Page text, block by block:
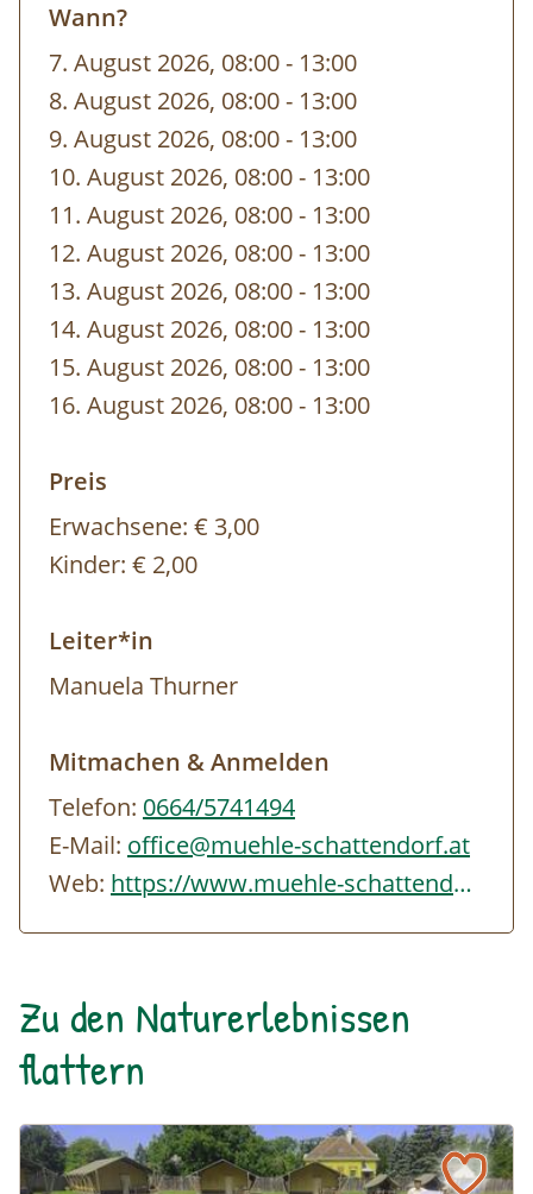
Wann?
7. August 2026, 08:00- bis
13:00
8. August 2026, 08:00- bis
13:00
9. August 2026, 08:00- bis
13:00
10. August 2026, 08:00- bis
13:00
11. August 2026, 08:00- bis
13:00
12. August 2026, 08:00- bis
13:00
13. August 2026, 08:00- bis
13:00
14. August 2026, 08:00- bis
13:00
15. August 2026, 08:00- bis
13:00
16. August 2026, 08:00- bis
13:00
Preis
Erwachsene: € 3,00
Kinder: € 2,00
Leiter*in
Manuela Thurner
Mitmachen & Anmelden
Telefon: 0664/5741494
E-Mail: office@muehle-schattendorf.at
Web:
https://www.muehle-schattendorf.at/index.php
Zu den Naturerlebnissen
flattern